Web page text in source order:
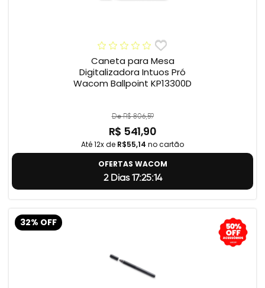
Caneta para Mesa
Digitalizadora Intuos Pró
Wacom Ballpoint KP13300D
De R$ 806,59
R$ 541,90
Até 12x de R$55,14 no cartão
OFERTAS WACOM
2 Dias 17:25:13
32% OFF